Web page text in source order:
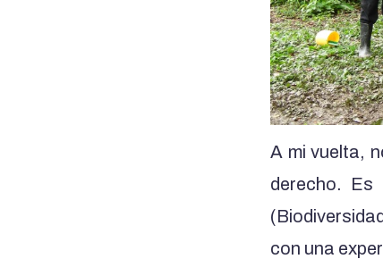
A mi vuelta,
derecho. Es
con una